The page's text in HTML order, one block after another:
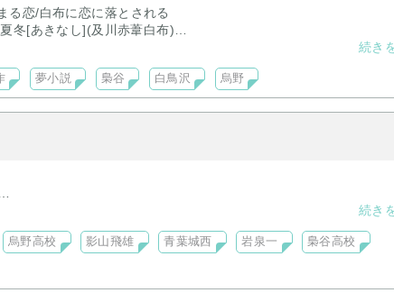
恋/白布に恋に落とされる
冬[あきなし](及川赤葦白布)
続き
夢小説 梟谷 白鳥沢 烏野
いう妄想を
や逆ハーレムの様なものはありません！
続き
烏野高校 影山飛雄 青葉城西 岩泉一 梟谷高校